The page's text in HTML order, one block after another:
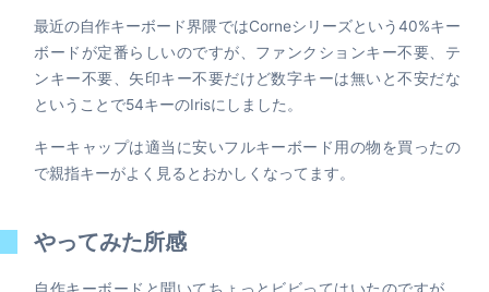
最近の自作キーボード界隈ではCorneシリーズという40%キー
ボードが定番らしいのですが、ファンクションキー不要、テ
ンキー不要、矢印キー不要だけど数字キーは無いと不安だな
ということで54キーのIrisにしました。
キーキャップは適当に安いフルキーボード用の物を買ったの
で親指キーがよく見るとおかしくなってます。
やってみた所感
自作キーボードと聞いてちょっとビビってはいたのですが、